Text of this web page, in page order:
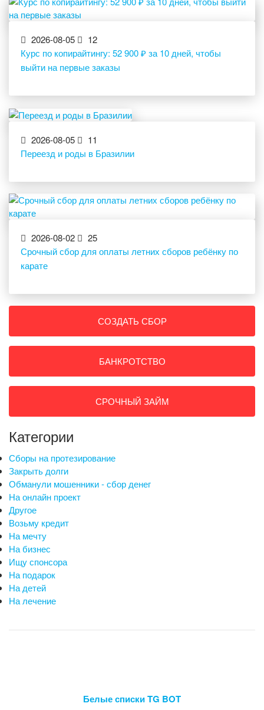
2026-08-05
12
Курс по копирайтингу: 52 900 ₽ за 10 дней, чтобы
выйти на первые заказы
2026-08-05
11
Переезд и роды в Бразилии
2026-08-02
25
Срочный сбор для оплаты летних сборов ребёнку по
карате
СОЗДАТЬ СБОР
БАНКРОТСТВО
СРОЧНЫЙ ЗАЙМ
Категории
Сборы на протезирование
Закрыть долги
Обманули мошенники - сбор денег
На онлайн проект
Другое
Возьму кредит
На мечту
На бизнес
Ищу спонсора
На подарок
На детей
На лечение
Белые списки TG BOT